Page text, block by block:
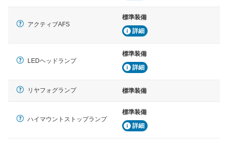
アクティブAFS
標準装備
詳細
LEDヘッドランプ
標準装備
詳細
リヤフォグランプ 標準装備
ハイマウントストップランプ
標準装備
詳細